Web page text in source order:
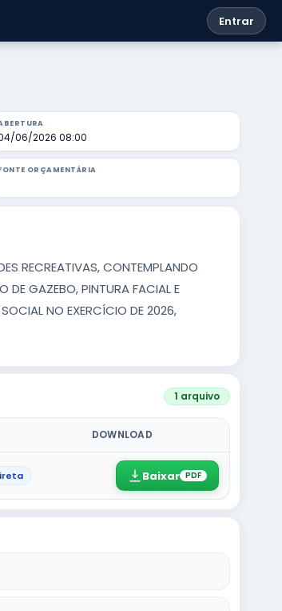
Entrar
06/2026 08:00
ORÇAMENTÁRIA
RECREATIVAS, CONTEMPLANDO
DE GAZEBO, PINTURA FACIAL E
NO EXERCÍCIO DE 2026,
1 arquivo
DOWNLOAD
Baixar PDF